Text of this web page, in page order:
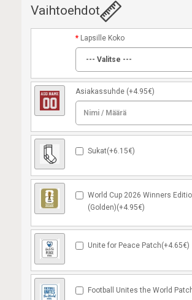
Vaihtoehdot
Lapsille Koko
Asiakassuhde (+4.95€)
Sukat(+6.15€)
World Cup 2026 Winners
(Golden)(+4.95€)
Unite for Peace Patch(+4.65€)
Football Unites the World